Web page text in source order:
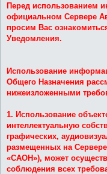
щ
е
и
е
Перед использованием
официальном Сервере
просим Вас
Уведомления.
Использование
Общего Назначения
нижеизложенными
1. Использование
интеллектуальную
графических,
размещенных на
«САОН»), может
соблюдения всех